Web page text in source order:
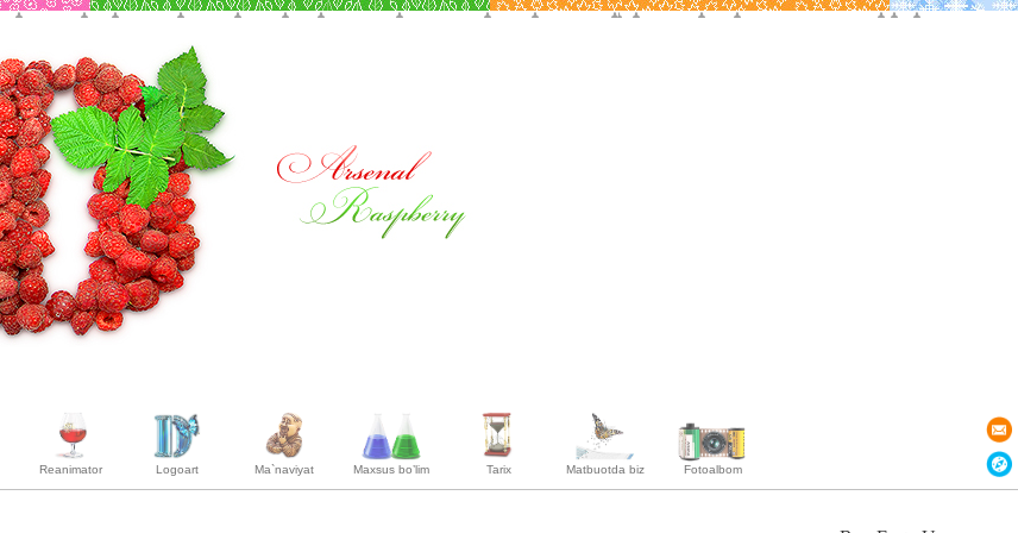
Reanimator Logoart Ma`naviyat Maxsus bo’lim Tarix Matbuotda biz Fotoalbom